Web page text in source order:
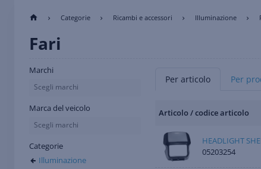
Categorie Ricambi e accessori Illuminazione
Fari
Marchi
Scegli marchi
Marca del veicolo
Scegli marchi
Categorie
Illuminazione
Per articolo Per
Articolo / codice articolo
HEADLIGHT
05203254